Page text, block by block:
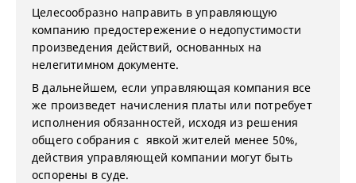
Целесообразно направить в управляющую
компанию предостережение о недопустимости
произведения действий, основанных на
нелегитимном документе.
В дальнейшем, если управляющая компания все
же произведет начисления платы или потребует
исполнения обязанностей, исходя из решения
общего собрания с явкой жителей менее 50%,
действия управляющей компании могут быть
оспорены в суде.